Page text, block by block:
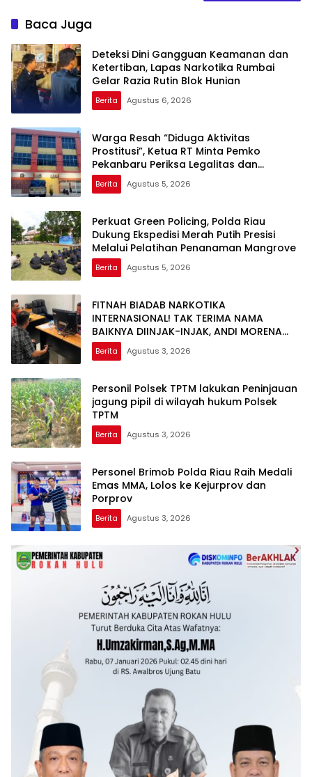
Baca Juga
Deteksi Dini Gangguan Keamanan dan
Ketertiban, Lapas Narkotika Rumbai
Gelar Razia Rutin Blok Hunian
Berita Agustus 6, 2026
Warga Resah “Diduga Aktivitas
Prostitusi”, Ketua RT Minta Pemko
Pekanbaru Periksa Legalitas dan
Aktivitas Z Homestay di Jalan Tanjung
Datuk
Berita Agustus 5, 2026
Perkuat Green Policing, Polda Riau
Dukung Ekspedisi Merah Putih Presisi
Melalui Pelatihan Penanaman Mangrove
Berita Agustus 5, 2026
FITNAH BIADAB NARKOTIKA
INTERNASIONAL! TAK TERIMA NAMA
BAIKNYA DIINJAK-INJAK, ANDI MORENA
DECLARE WAR: SIAP Bantai DAN SERET
AKUN PEMBUNUH KARAKTER KE PENJARA
Berita Agustus 3, 2026
Personil Polsek TPTM lakukan Peninjauan
jagung pipil di wilayah hukum Polsek
TPTM
Berita Agustus 3, 2026
Personel Brimob Polda Riau Raih Medali
Emas MMA, Lolos ke Kejurprov dan
Porprov
Berita Agustus 3, 2026